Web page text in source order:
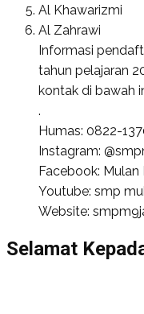
Al Khawarizmi
Al Zahrawi
Informasi
tahun pelajaran
kontak di bawah
.
Humas: 0822-
Instagram:
Facebook: Mulan
Youtube: smp
Website:
Selamat